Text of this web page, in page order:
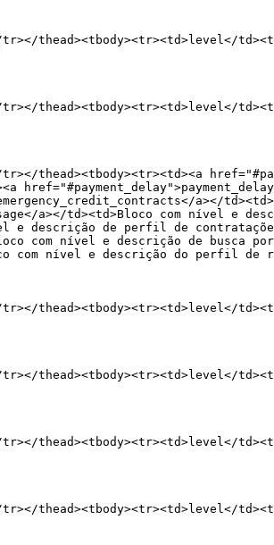
tr></thead><tbody><tr><td>level</
tr></thead><tbody><tr><td>level</
thead><tbody><tr><td><a
a></
a></td><td>Bloco com nível e
e descrição de perfil de
com nível e descrição de busca
com nível e descrição do perfil de
thead><tbody><tr><td>level</
tr></thead><tbody><tr><td>level</
tr></
tr></